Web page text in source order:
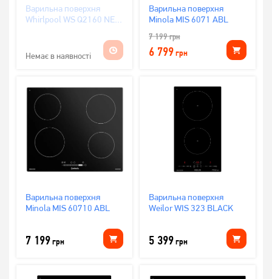
Варильна поверхня
Whirlpool WS Q2160 NE
Немає в наявності
Варильна поверхня
Minola MIS 6071 ABL
7 199грн
6 799грн
Варильна поверхня
Minola MIS 60710 ABL
7 199грн
Варильна поверхня
Weilor WIS 323 BLACK
5 399грн